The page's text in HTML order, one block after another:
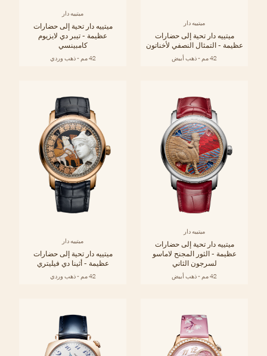
ميتييه دار
ميتييه دار تحية إلى حضارات
عظيمة - التمثال النصفي لأخناتون
42 مم - ذهب أبيض
ميتييه دار
ميتييه دار تحية إلى حضارات
عظيمة - تيبر دي لايزيوم
كامبينسي
42 مم - ذهب وردي
ميتييه دار
ميتييه دار تحية إلى حضارات
عظيمة - الثور المجنح لاماسو
لسرجون الثاني
42 مم - ذهب أبيض
ميتييه دار
ميتييه دار تحية إلى حضارات
عظيمة - أثينا دي فيليتري
42 مم - ذهب وردي